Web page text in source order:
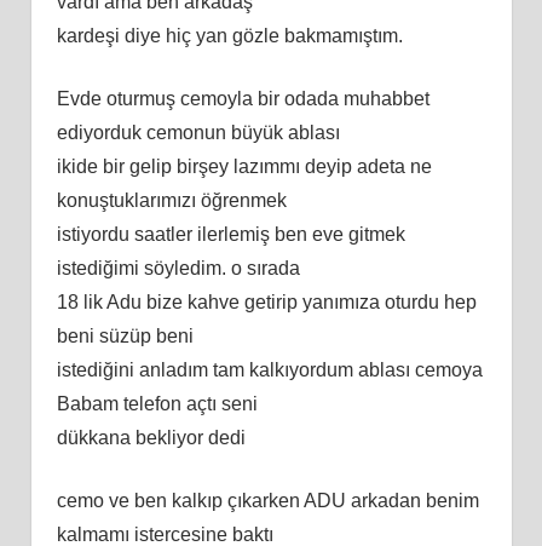
kardeşi diye hiç yan gözle bakmamıştım.
Evde oturmuş cemoyla bir odada muhabbet
ediyorduk cemonun büyük ablası
ikide bir gelip birşey lazımmı deyip adeta ne
konuştuklarımızı öğrenmek
istiyordu saatler ilerlemiş ben eve gitmek
istediğimi söyledim. o sırada
18 lik Adu bize kahve getirip yanımıza oturdu hep
beni süzüp beni
istediğini anladım tam kalkıyordum ablası cemoya
Babam telefon açtı seni
dükkana bekliyor dedi
cemo ve ben kalkıp çıkarken ADU arkadan benim
kalmamı istercesine baktı